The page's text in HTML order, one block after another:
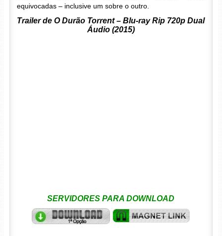
equivocadas – inclusive um sobre o outro.
Trailer de O Durão Torrent – Blu-ray Rip 720p Dual
Áudio (2015)
SERVIDORES PARA DOWNLOAD